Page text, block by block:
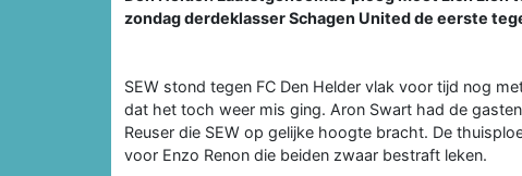
zondag derdeklasser Schagen United de eerste
SEW stond tegen FC Den Helder vlak voor tijd nog
dat het toch weer mis ging. Aron Swart had de
Reuser die SEW op gelijke hoogte bracht. De
voor Enzo Renon die beiden zwaar bestraft leken.